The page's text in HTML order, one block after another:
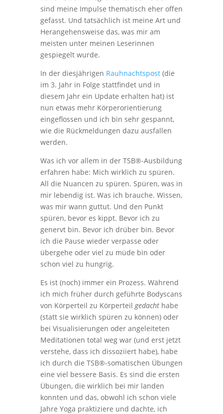
sind meine Impulse thematisch eher offen
gefasst. Und tatsächlich ist meine Art und
Herangehensweise das, was mir am
meisten unter meinen Leserinnen
gespiegelt wurde.
In der diesjährigen Rauhnachtspost(die
im 3. Jahr in Folge stattfindet und in
diesem Jahr ein Update erhalten hat) ist
nun etwas mehr Körperorientierung
eingeflossen und ich bin sehr gespannt,
wie die Rückmeldungen dazu ausfallen
werden.
Was ich vor allem in der TSB®-Ausbildung
erfahren habe: Mich wirklich zu spüren.
All die Nuancen zu spüren. Spüren, was in
mir lebendig ist. Was ich brauche. Wissen,
was mir wann guttut. Und den Punkt
spüren, bevor es kippt. Bevor ich zu
genervt bin. Bevor ich drüber bin. Bevor
ich die Pause wieder verpasse oder
übergehe oder viel zu müde bin oder
schon viel zu hungrig.
Es ist (noch) immer ein Prozess. Während
ich mich früher durch geführte Bodyscans
von Körperteil zu Körperteilgedachthabe
(statt sie wirklich spüren zu können) oder
bei Visualisierungen oder angeleiteten
Meditationen total weg war (und erst jetzt
verstehe, dass ich dissoziiert habe), habe
ich durch die TSB®-somatischen Übungen
eine viel bessere Basis. Es sind die ersten
Übungen, die wirklich bei mir landen
konnten und das, obwohl ich schon viele
Jahre Yoga praktiziere und dachte, ich